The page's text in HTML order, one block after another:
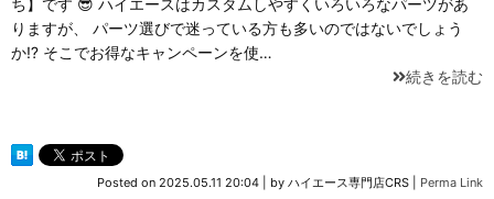
ち】です 😎 ハイエースはカスタムしやすくいろいろなパーツがあ
りますが、 パーツ選びで迷っている方も多いのではないでしょう
か⁉ そこでお得なキャンペーンを使…
続きを読む
Posted on 2025.05.11 20:04 by ハイエース専門店CRS Perma Link